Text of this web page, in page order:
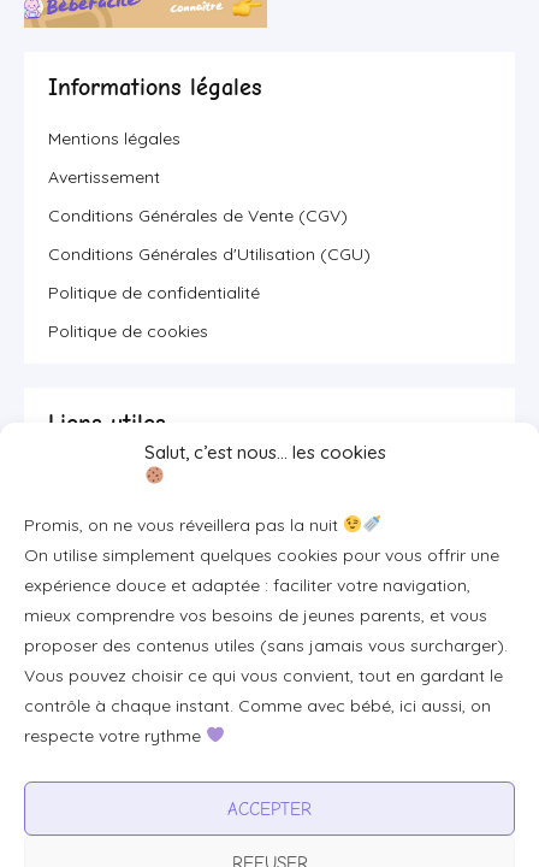
Salut, c’est nous… les cookies
Promis, on ne vous réveillera pas la nuit
On utilise simplement quelques cookies pour vous offrir une
expérience douce et adaptée : faciliter votre navigation,
mieux comprendre vos besoins de jeunes parents, et vous
proposer des contenus utiles (sans jamais vous surcharger).
Vous pouvez choisir ce qui vous convient, tout en gardant le
contrôle à chaque instant. Comme avec bébé, ici aussi, on
respecte votre rythme
ACCEPTER
Informations légales
Mentions légales
Avertissement
Conditions Générales de Vente (CGV)
Conditions Générales d'Utilisation (CGU)
Politique de confidentialité
Politique de cookies
Liens utiles
Se connecter/S'inscrire
FAQ / Livraison & accès
À propos
Plan du site
Tous les articles
Professionnels & partenariats